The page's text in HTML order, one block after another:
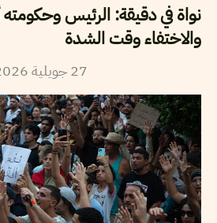
نواة في دقيقة: الرئيس
والاختفاء وقت الشدة
27 جويلية